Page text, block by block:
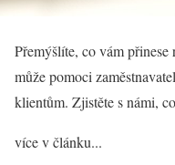
Přemýšlíte, co vám
může pomoci
klientům. Zjistěte s námi,
více v článku...